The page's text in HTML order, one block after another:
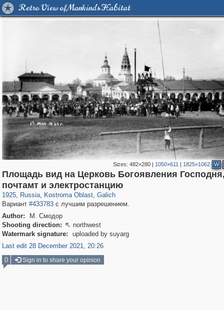
Retro View of Mankind's Habitat
Sizes: 482×280| 1050×611 | 1825×1062 W
Площадь вид на Церковь Богоявления
почтамт и электростанцию
1925, Russia
1,406,255 29,243
, Kostroma Oblast
16,385 521
, Galich
1,117 15
Вариант #433783с лучшим разрешением.
Author:
М. Смодор
Shooting direction:  northwest
Watermark signature:
uploaded by suyarg
Last edit 28 December 2021, 20:26
0
Sign in to share your opinion